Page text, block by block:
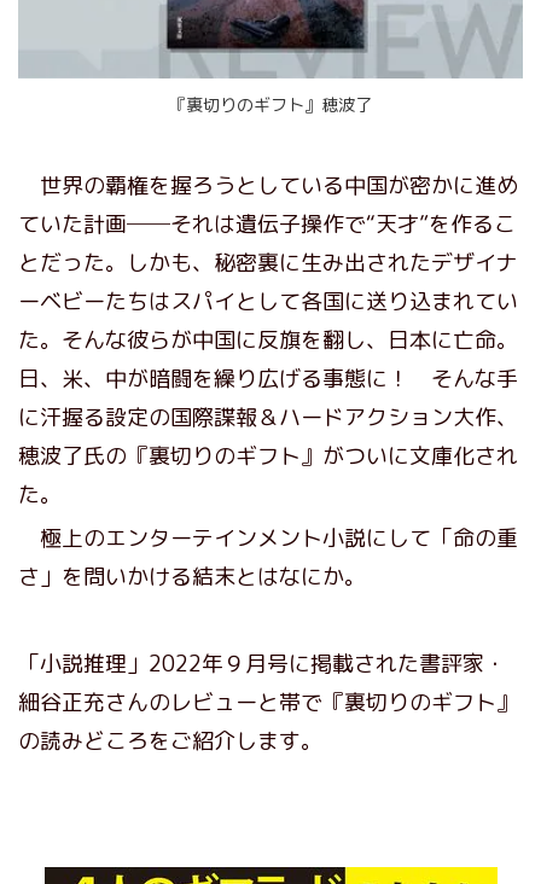
『裏切りのギフト』穂波了
世界の覇権を握ろうとしている中国が密かに進め
ていた計画──それは遺伝子操作で“天才”を作るこ
とだった。しかも、秘密裏に生み出されたデザイナ
ーベビーたちはスパイとして各国に送り込まれてい
た。そんな彼らが中国に反旗を翻し、日本に亡命。
日、米、中が暗闘を繰り広げる事態に！ そんな手
に汗握る設定の国際諜報＆ハードアクション大作、
穂波了氏の『裏切りのギフト』がついに文庫化され
た。
極上のエンターテインメント小説にして「命の重
さ」を問いかける結末とはなにか。
「小説推理」2022年９月号に掲載された書評家・
細谷正充さんのレビューと帯で『裏切りのギフト』
の読みどころをご紹介します。